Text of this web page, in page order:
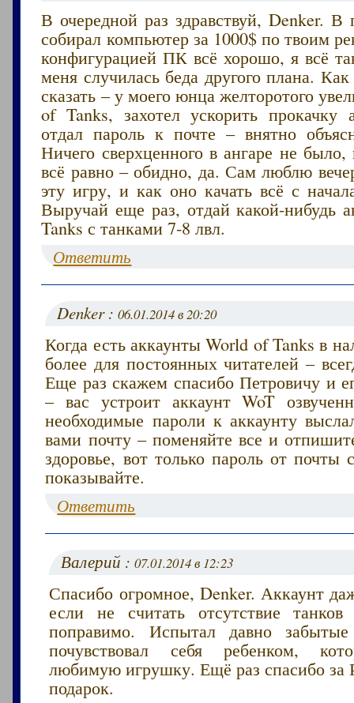
В очередной раз здравствуй, Denker.
собирал компьютер за 1000$ по твоим
конфигурацией ПК всё хорошо, я всё
меня случилась беда другого плана.
сказать – у моего юнца желторотого
of Tanks, захотел ускорить прокачку
отдал пароль к почте – внятно
Ничего сверхценного в ангаре не
всё равно – обидно, да. Сам люблю
эту игру, и как оно качать всё с
Выручай еще раз, отдай какой-нибудь
Tanks с танками 7-8 лвл.
Ответить
Denker :06.01.2014 в 20:20
Когда есть аккаунты World of Tanks в
более для постоянных читателей –
Еще раз скажем спасибо Петровичу и
– вас устроит аккаунт WoT
необходимые пароли к аккаунту
вами почту – поменяйте все и
здоровье, вот только пароль от
показывайте.
Ответить
Валерий :07.01.2014 в 12:23
Спасибо огромное, Denker. Аккаунт
если не считать отсутствие
поправимо. Испытал давно
почувствовал себя ребенком,
любимую игрушку. Ещё раз спасибо за
подарок.